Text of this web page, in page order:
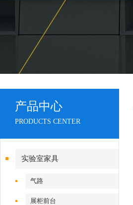
产品中心
PRODUCTS CENTER
实验室家具
气路
展柜前台